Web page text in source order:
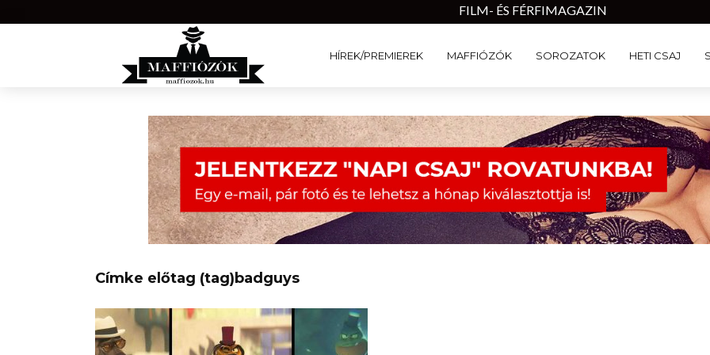
FILM- ÉS FÉRFIMAGAZIN
HÍREK/PREMIEREK MAFFIÓZÓK SOROZATOK HETI CSAJ
Címke előtag (tag)badguys